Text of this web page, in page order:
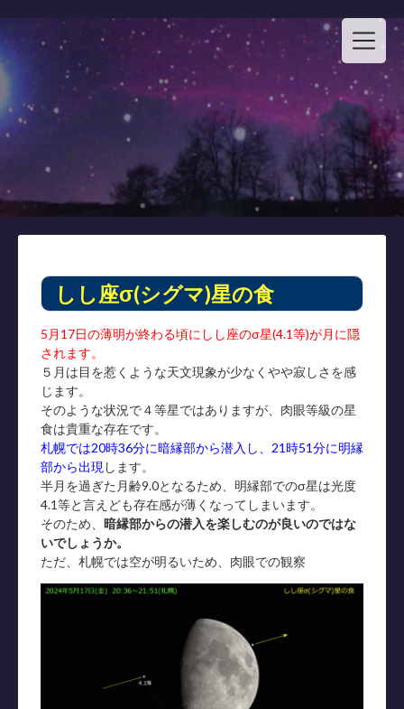
content
しし座σ(シグマ)星の食
5月17日の薄明が終わる頃にしし座のσ星(4.1等)が月に隠
されます。
５月は目を惹くような天文現象が少なくやや寂しさを感
じます。
そのような状況で４等星ではありますが、肉眼等級の星
食は貴重な存在です。
札幌では20時36分に暗縁部から潜入し、21時51分に明縁
部から出現 します。
半月を過ぎた月齢9.0となるため、明縁部でのσ星は光度
4.1等と言えども存在感が薄くなってしまいます。
そのため、 暗縁部からの潜入を楽しむのが良いのではな
いでしょうか。
ただ、札幌では空が明るいため、肉眼での観察